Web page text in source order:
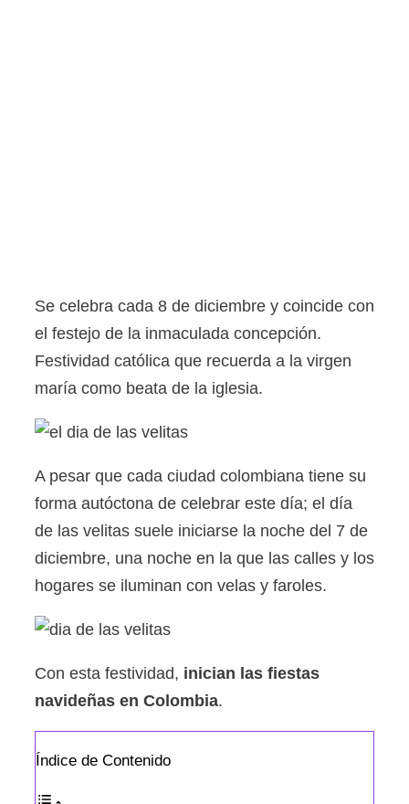
Se celebra cada 8 de diciembre y coincide con
el festejo de la inmaculada concepción.
Festividad católica que recuerda a la virgen
maría como beata de la iglesia.
A pesar que cada ciudad colombiana tiene su
forma autóctona de celebrar este día; el día
de las velitas suele iniciarse la noche del 7 de
diciembre, una noche en la que las calles y los
hogares se iluminan con velas y faroles.
Con esta festividad, inician las fiestas
navideñas en Colombia.
Índice de Contenido